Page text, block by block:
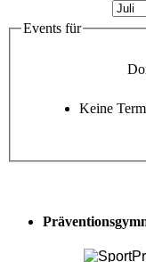
Events für
Keine